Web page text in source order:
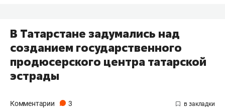
В Татарстане задумались над
созданием государственного
продюсерского центра татарской
эстрады
Комментарии 3